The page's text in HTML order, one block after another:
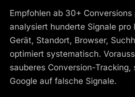
Empfohlen ab 30+
analysiert hunderte Signale pro
Gerät, Standort, Browser,
optimiert systematisch.
sauberes Conversion-Tracking,
Google auf falsche Signale.